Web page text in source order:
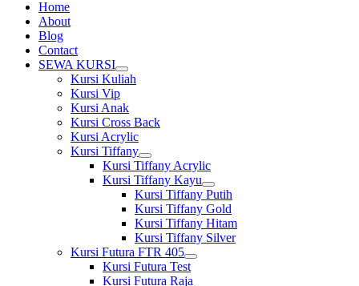
Home
About
Blog
Contact
SEWA KURSI
Show
sub
Kursi Kuliah
Kursi Vip
Kursi Anak
Kursi Cross Back
Kursi Acrylic
Kursi Tiffany
Show
sub
menu
Kursi Tiffany Acrylic
Kursi Tiffany Kayu
Show
sub
menu
Kursi Tiffany Putih
Kursi Tiffany Gold
Kursi Tiffany Hitam
Kursi Tiffany Silver
Kursi Futura FTR 405
Show
sub
Kursi Futura Test
Kursi Futura Raja